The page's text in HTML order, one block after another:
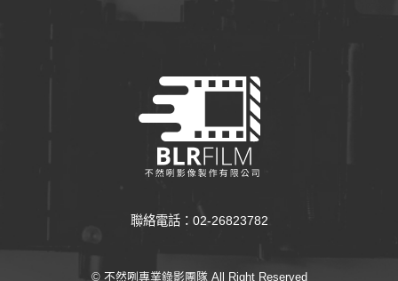
聯絡電話：02-26823782
© 不然咧專業錄影團隊 All Right Reserved